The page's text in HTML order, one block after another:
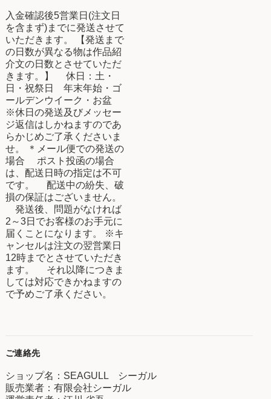
入金確認後5営業日(注文日
を含まず)までに発送させて
いただきます。 【発送まで
の日数が異なる物は作品紹
介文の日数とさせていただ
きます。】 休日：土・
日・祝祭日 年末年始・ゴ
ールデンウイーク・お盆
※休日の発送及びメッセー
ジ返信はしかねますのであ
らかじめご了承くださいま
せ。 ＊メール便での発送の
場合 ポスト投函の場合
は、配送日時の指定は不可
です。 配送中の紛失、破
損の保証はございません。
発送後、問題がなければ
2～3日でお客様のお手元に
届くことになります。 ※キ
ャンセルは注文の翌営業日
12時までとさせていただき
ます。 それ以降につきま
しては対応できかねますの
で予めご了承ください。
ご連絡先
ショップ名：SEAGULL シーガル
販売業者：有限会社シーガル